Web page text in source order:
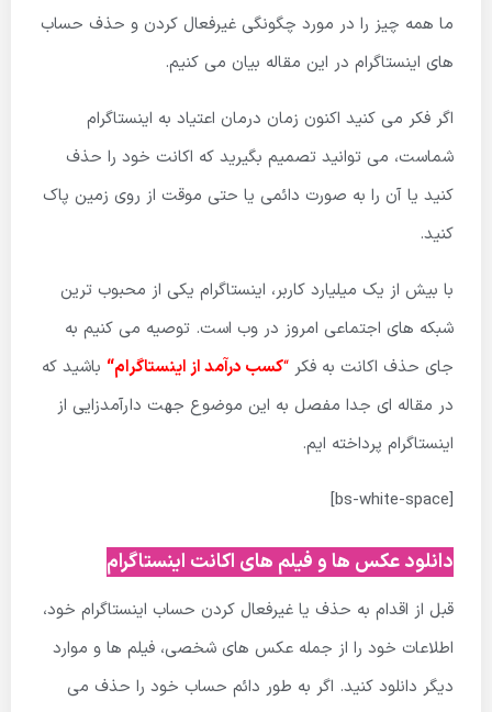
ما همه چیز را در مورد چگونگی غیرفعال کردن و حذف حساب
های اینستاگرام در این مقاله بیان می کنیم.
اگر فکر می کنید اکنون زمان درمان اعتیاد به اینستاگرام
شماست، می توانید تصمیم بگیرید که اکانت خود را حذف
کنید یا آن را به صورت دائمی یا حتی موقت از روی زمین پاک
کنید.
با بیش از یک میلیارد کاربر، اینستاگرام یکی از محبوب ترین
شبکه های اجتماعی امروز در وب است. توصیه می کنیم به
جای حذف اکانت به فکر “کسب درآمد از اینستاگرام“ باشید که
در مقاله ای جدا مفصل به این موضوع جهت دارآمدزایی از
اینستاگرام پرداخته ایم.
[bs-white-space]
دانلود عکس ها و فیلم های اکانت اینستاگرام
قبل از اقدام به حذف یا غیرفعال کردن حساب اینستاگرام خود،
اطلاعات خود را از جمله عکس های شخصی، فیلم ها و موارد
دیگر دانلود کنید. اگر به طور دائم حساب خود را حذف می